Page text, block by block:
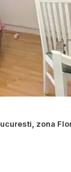
zona